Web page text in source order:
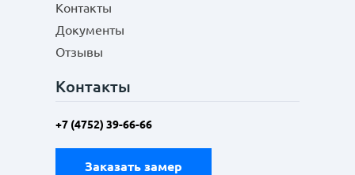
Контакты
Документы
Отзывы
Контакты
+7 (4752) 39-66-66
Заказать замер